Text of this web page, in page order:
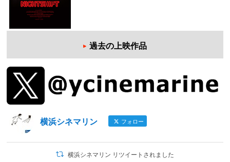
過去の上映作品
横浜シネマリン フォロー
横浜シネマリン リツイートされました